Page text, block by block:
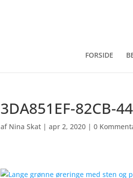
FORSIDE
3DA851EF-82CB-
af Nina Skat | apr 2, 2020 | 0